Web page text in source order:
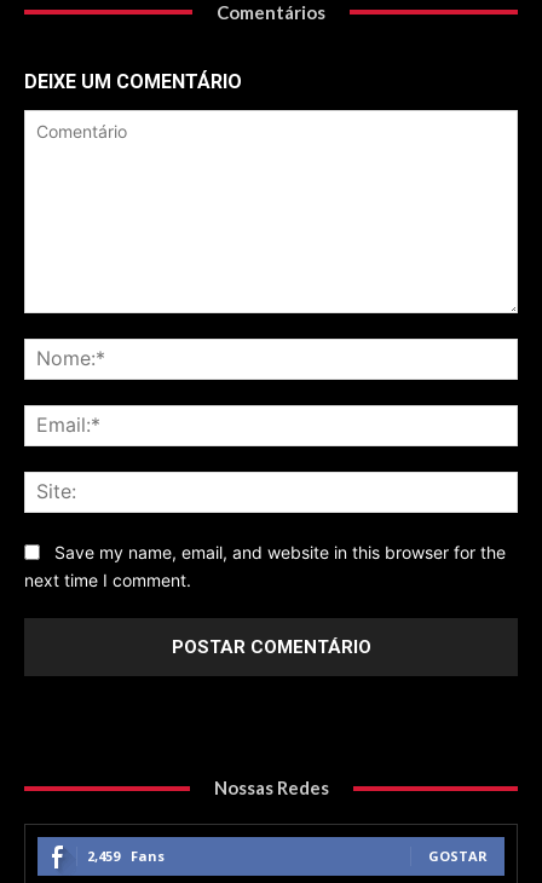
Comentários
DEIXE UM COMENTÁRIO
Save my name, email, and website in this browser for the
next time I comment.
Nossas Redes
2,459 Fans GOSTAR